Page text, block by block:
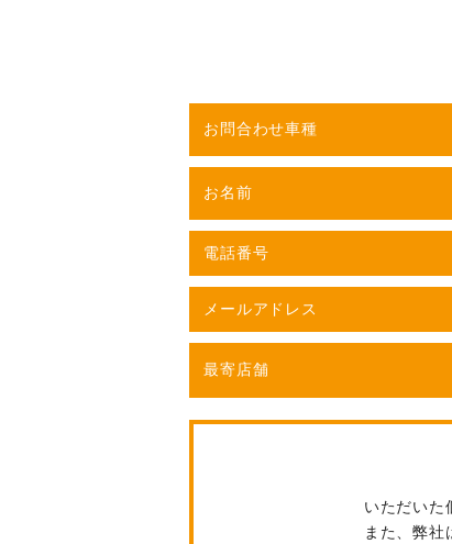
お問合わせ車種
お名前
電話番号
メールアドレス
最寄店舗
いただいた
また、弊社